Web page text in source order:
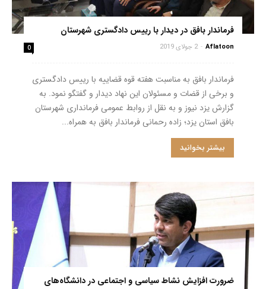
فرماندار بافق در دیدار با رییس دادگستری شهرستان
Aflatoon
- 2 جولای 2019 0
فرماندار بافق به مناسبت هفته قوه قضاییه با رییس دادگستری
و برخی از قضات و مسئولان این نهاد دیدار و گفتگو نمود. به
گزارش یزد نیوز و به نقل از روابط عمومی فرمانداری شهرستان
بافق استان یزد؛ زاده رحمانی فرماندار بافق به همراه...
بیشتر بخوانید
ضرورت افزایش نشاط سیاسی و اجتماعی در دانشگاه‌های